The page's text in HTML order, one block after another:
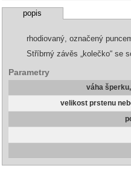
popis
rhodiovaný, označený
Stříbrný závěs „kolečko“ se
Parametry
váha
velikost prstenu